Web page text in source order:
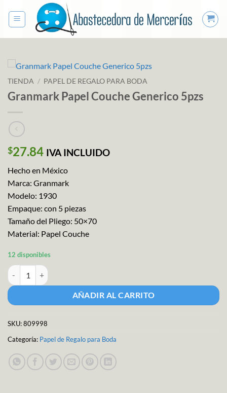
TIENDA / PAPEL DE REGALO PARA BODA
Granmark Papel Couche Generico 5pzs
$27.84 IVA INCLUIDO
Hecho en México
Marca: Granmark
Modelo: 1930
Empaque: con 5 piezas
Tamaño del Pliego: 50×70
Material: Papel Couche
12 disponibles
Granmark Papel Couche Generico 5pzs cantidad
AÑADIR AL CARRITO
SKU:809998
Categoría: Papel de Regalo para Boda